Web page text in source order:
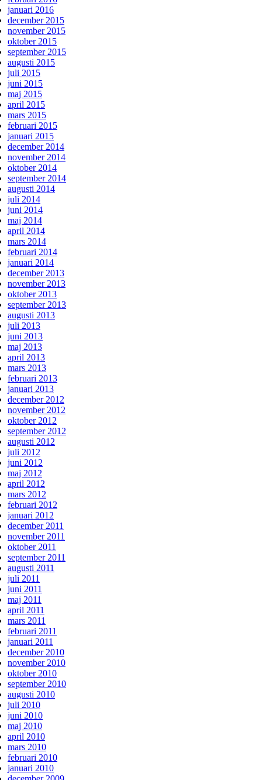
januari 2016
december 2015
november 2015
oktober 2015
september 2015
augusti 2015
juli 2015
juni 2015
maj 2015
april 2015
mars 2015
februari 2015
januari 2015
december 2014
november 2014
oktober 2014
september 2014
augusti 2014
juli 2014
juni 2014
maj 2014
april 2014
mars 2014
februari 2014
januari 2014
december 2013
november 2013
oktober 2013
september 2013
augusti 2013
juli 2013
juni 2013
maj 2013
april 2013
mars 2013
februari 2013
januari 2013
december 2012
november 2012
oktober 2012
september 2012
augusti 2012
juli 2012
juni 2012
maj 2012
april 2012
mars 2012
februari 2012
januari 2012
december 2011
november 2011
oktober 2011
september 2011
augusti 2011
juli 2011
juni 2011
maj 2011
april 2011
mars 2011
februari 2011
januari 2011
december 2010
november 2010
oktober 2010
september 2010
augusti 2010
juli 2010
juni 2010
maj 2010
april 2010
mars 2010
februari 2010
januari 2010